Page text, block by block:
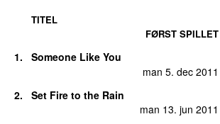
TITEL
FØRST SPILLET
1.
Someone Like You
man 5. dec 2011
2.
Set Fire to the Rain
man 13. jun 2011